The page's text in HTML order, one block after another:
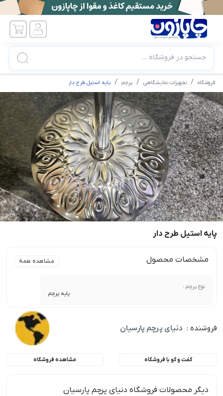
جستجو در فروشگاه ...
فروشگاه تجهیزات نمایشگاهی پرچم پایه استیل طرح دار
پایه استیل طرح دار
مشخصات محصول مشاهده همه
نوع پرچم :
پایه پرچم
فروشنده : دنیای پرچم پارسیان
گفت و گو با فروشگاه مشاهده فروشگاه
دیگر محصولات فروشگاه دنیای پرچم پارسیان